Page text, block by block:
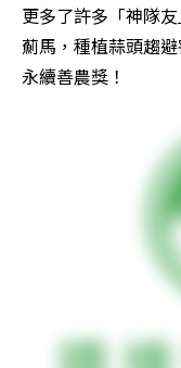
更多了許多「神隊
薊馬，種植蒜頭趨
永續善農獎！